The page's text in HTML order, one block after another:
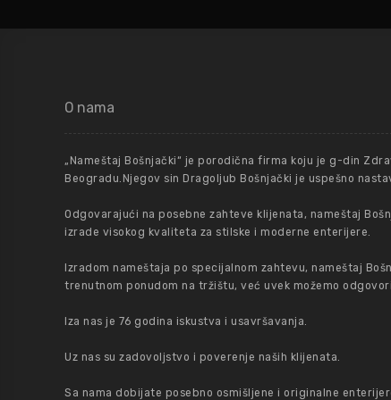
O nama
„Nameštaj Bošnjački“ je porodična firma koju je g-din
Beogradu.Njegov sin Dragoljub Bošnjački je uspešno
Odgovarajući na posebne zahteve klijenata, nameštaj
izrade visokog kvaliteta za stilske i moderne enterijere.
Izradom nameštaja po specijalnom zahtevu, nameštaj
trenutnom ponudom na tržištu, već uvek možemo
Iza nas je 76 godina iskustva i usavršavanja.
Uz nas su zadovoljstvo i poverenje naših klijenata.
Sa nama dobijate posebno osmišljene i originalne